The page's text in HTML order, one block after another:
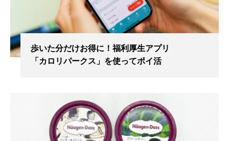
歩いた分だけお得に！福利厚生アプリ
「カロリパークス」を使ってポイ活